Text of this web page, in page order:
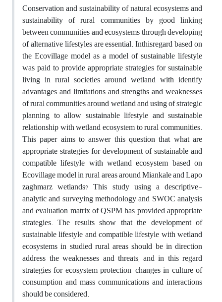
Conservation and sustainability of natural ecosystems and
sustainability of rural communities by good linking
between communities and ecosystems through developing
of alternative lifestyles are essential. Inthisregard based on
the Ecovillage model as a model of sustainable lifestyle
was paid to provide appropriate strategies for sustainable
living in rural societies around wetland with identify
advantages and limitations and strengths and weaknesses
of rural communities around wetland and using of strategic
planning to allow sustainable lifestyle and sustainable
relationship with wetland ecosystem to rural communities.
This paper aims to answer this question that what are
appropriate strategies for development of sustainable and
compatible lifestyle with wetland ecosystem based on
Ecovillage model in rural areas around Miankale and Lapo
zaghmarz wetlands? This study using a descriptive-
analytic and surveying methodology and SWOC analysis
and evaluation matrix of QSPM has provided appropriate
strategies. The results show that the development of
sustainable lifestyle and compatible lifestyle with wetland
ecosystems in studied rural areas should be in direction
address the weaknesses and threats, and in this regard
strategies for ecosystem protection, changes in culture of
consumption and mass communications and interactions
should be considered.